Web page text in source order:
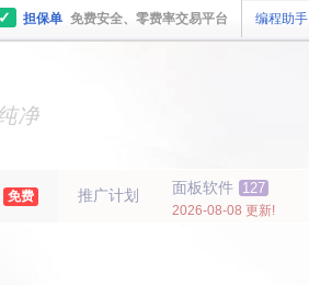
担保单 免费安全、零费率交易平台 编程助手
净
免费 推广计划 面板软件 127
2026-08-08 更新!